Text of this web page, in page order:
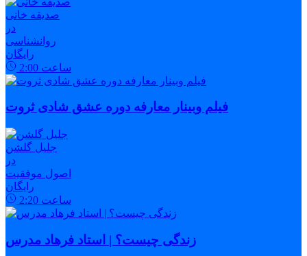
صدیقه خانی
در
روانشناسی
رایگان
2:00 ساعت
فیلم وبینار معارفه دوره عشق شادی ثروت
جلیل گلشن
در
اصول موفقیت
رایگان
2:20 ساعت
زندگی چیست؟ | استاد فرهاد مدرس